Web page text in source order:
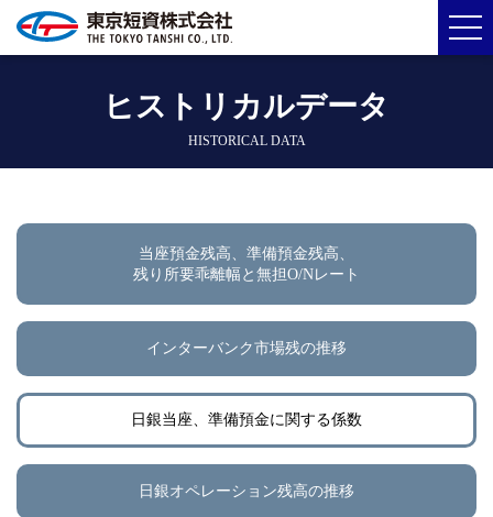
ヒストリカルデータ
HISTORICAL DATA
当座預金残高、準備預金残高、
残り所要乖離幅と無担O/Nレート
インターバンク市場残の推移
日銀当座、準備預金に関する係数
日銀オペレーション残高の推移